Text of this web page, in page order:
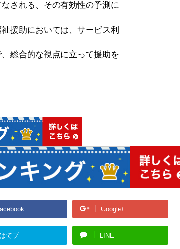
される、その有効性の予測に
援助においては、サービス利
総合的な視点に立って援助を
Google+
はてブ LINE